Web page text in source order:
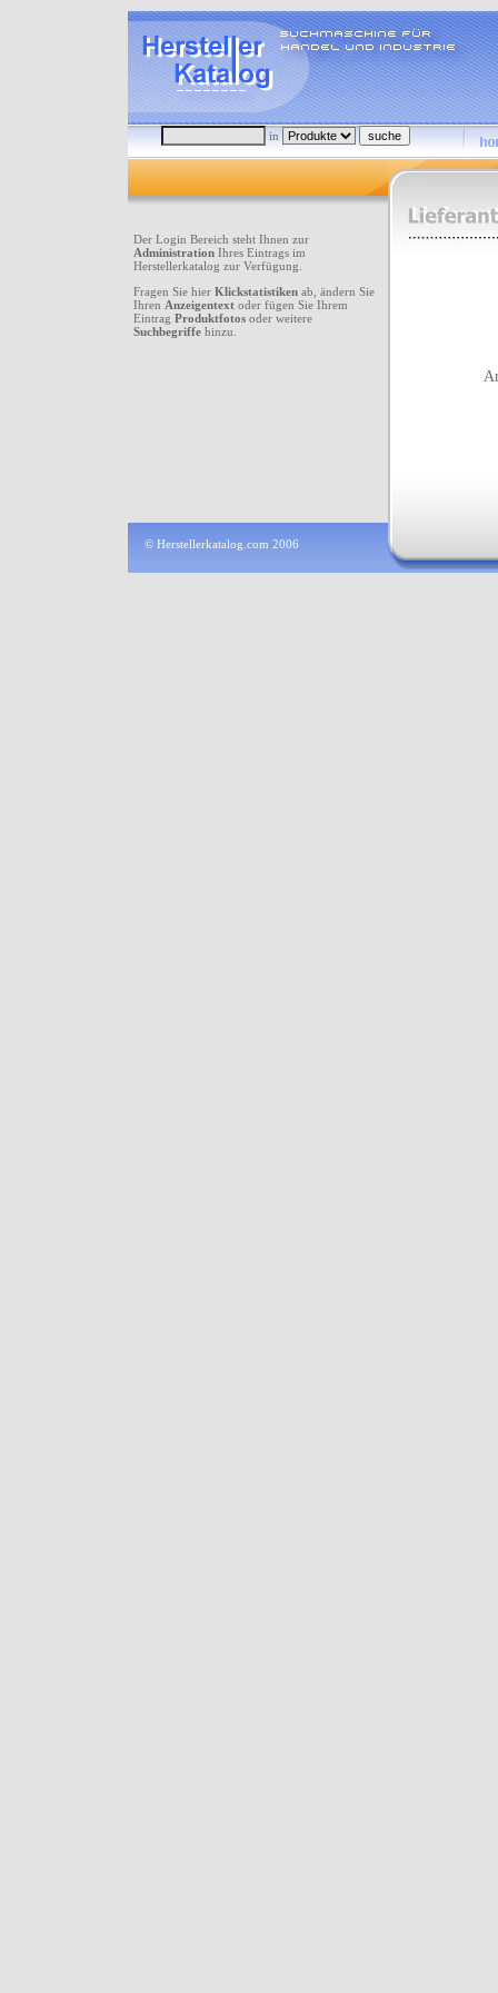
in
Der Login Bereich steht Ihnen zur
Administration Ihres Eintrags im
Herstellerkatalog zur Verfügung.
Fragen Sie hier Klickstatistiken ab, ändern Sie
Ihren Anzeigentext oder fügen Sie Ihrem
Eintrag Produktfotos oder weitere
Suchbegriffe hinzu.
© Herstellerkatalog.com 2006